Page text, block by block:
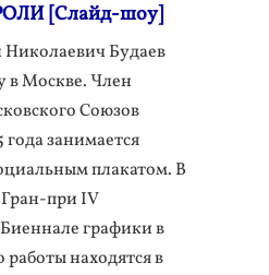
[Слайд-шоу]
Будаев
в Москве. Член
Союзов
занимается
плакатом. В
Гран-при IV
графики в
находятся в